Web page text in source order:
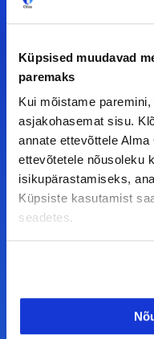
Küpsised muudavad
paremaks
Kui mõistame
asjakohasemat sisu.
annate ettevõttele
ettevõtetele nõusoleku
isikupärastamiseks,
Küpsiste kasutamist
seadetes.
ettepanekuid
F
a
c
e
b
o
-
© Alma Career
Aktiveeri